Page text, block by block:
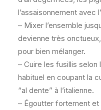
l’assaisonnement avec
– Mixer l’ensemble
devienne très
pour bien mélanger.
– Cuire les fusillis
habituel en coupant la
“al dente” à l’italienne.
– Égoutter fortement